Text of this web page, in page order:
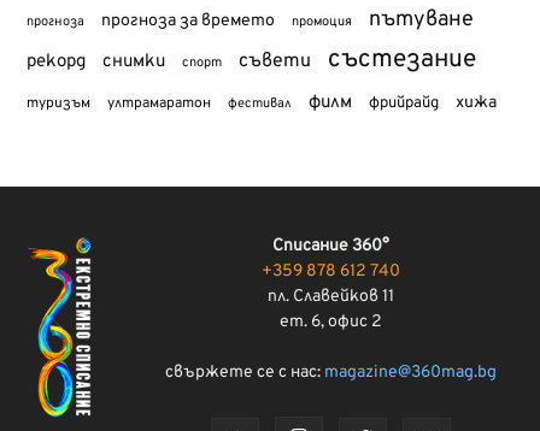
прогноза прогноза за времето промоция пътуване
рекорд снимки спорт съвети състезание
туризъм ултрамаратон фестивал филм фрийрайд хижа
Списание 360°
+359 878 612 740
пл. Славейков 11
ет. 6, офис 2
свържете се с нас: magazine@360mag.bg